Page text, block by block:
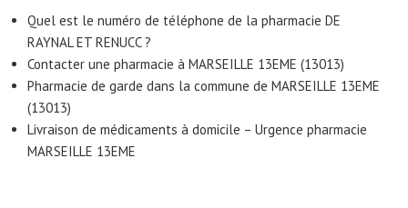
Quel est le numéro de téléphone de la pharmacie DE
RAYNAL ET RENUCC ?
Contacter une pharmacie à MARSEILLE 13EME (13013)
Pharmacie de garde dans la commune de MARSEILLE 13EME
(13013)
Livraison de médicaments à domicile – Urgence pharmacie
MARSEILLE 13EME